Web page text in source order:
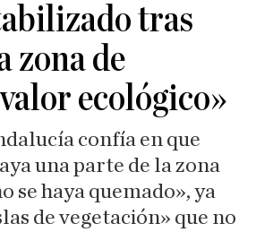
tras
zona de
ecológico»
confía en que
una parte de la zona
se haya quemado», ya
de vegetación» que no